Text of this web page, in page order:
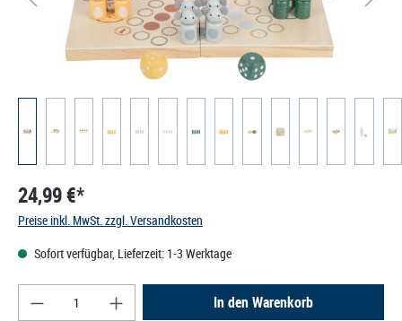
24,99 €*
Preise inkl. MwSt. zzgl. Versandkosten
Sofort verfügbar, Lieferzeit: 1-3 Werktage
Produkt Anzahl: Gib den gewünschten Wert ein
In den Warenkorb